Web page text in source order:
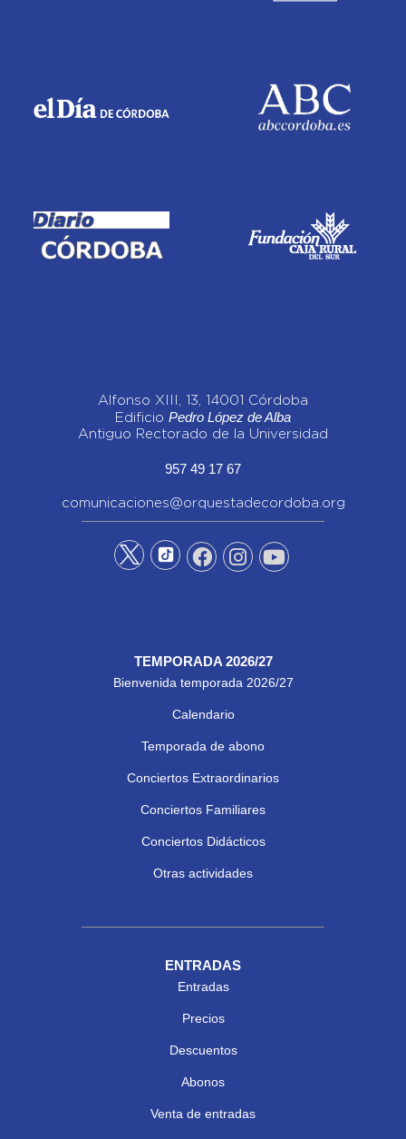
Alfonso XIII, 13, 14001 Córdoba
Edificio Pedro López de Alba
Antiguo Rectorado de la Universidad
957 49 17 67
comunicaciones@orquestadecordoba.org
TEMPORADA 2026/27
Bienvenida temporada 2026/27
Calendario
Temporada de abono
Conciertos Extraordinarios
Conciertos Familiares
Conciertos Didácticos
Otras actividades
ENTRADAS
Entradas
Precios
Descuentos
Abonos
Venta de entradas